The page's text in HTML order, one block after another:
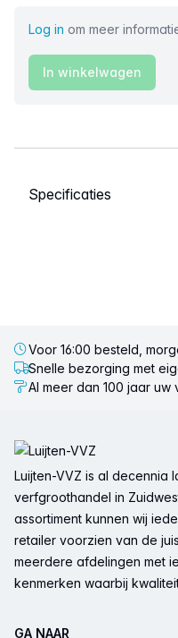
Log in om meer
In winkelwagen
Selecteer een tabblad
Voor 16:00 besteld,
Snelle bezorging met
Al meer dan 100 jaar
Luijten-VVZ is al decennia
verfgroothandel in
assortiment kunnen wij
retailer voorzien van de
meerdere afdelingen met
kenmerken waarbij
GA NAAR